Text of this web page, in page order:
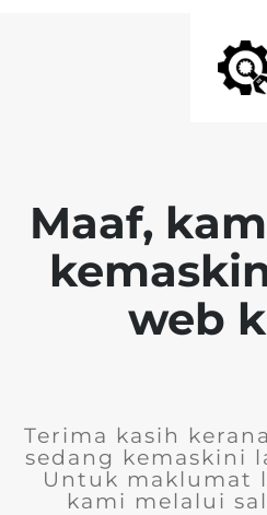
Maaf,
web
Terima kasih
sedang kemaskini
Untuk maklumat
kami melalui